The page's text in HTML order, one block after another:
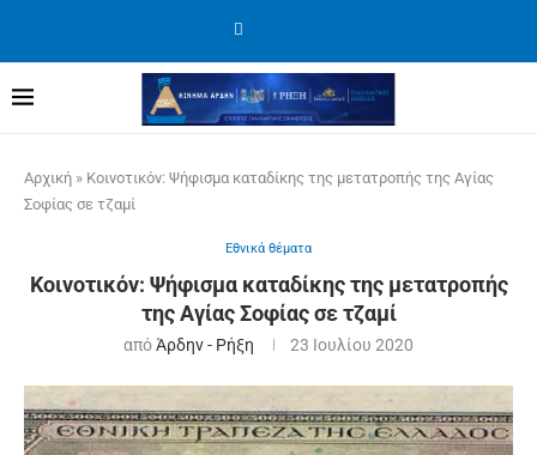
Αρχική » Κοινοτικόν: Ψήφισμα καταδίκης της μετατροπής της Αγίας
Σοφίας σε τζαμί
Εθνικά θέματα
Κοινοτικόν: Ψήφισμα καταδίκης της μετατροπής
της Αγίας Σοφίας σε τζαμί
απόΆρδην - Ρήξη 23 Ιουλίου 2020